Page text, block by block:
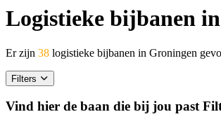
Logistieke bijbanen
Er zijn 38 logistieke bijbanen in Groningen
Filters
Vind hier de baan die bij jou past